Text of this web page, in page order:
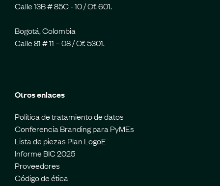
Calle 13B # 85C - 10 / Of. 601.
Bogotá, Colombia
Calle 81 # 11 – 08 / Of. 5301.
Otros enlaces
Política de tratamiento de datos
Conferencia Branding para PyMEs
Lista de piezas Plan LogoE
Informe BIC 2025
Proveedores
Código de ética